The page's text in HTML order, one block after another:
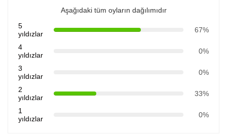
Aşağıdaki tüm oyların dağılımıdır
5
yıldızlar
67%
4
yıldızlar
0%
3
yıldızlar
0%
2
yıldızlar
33%
1
yıldızlar
0%